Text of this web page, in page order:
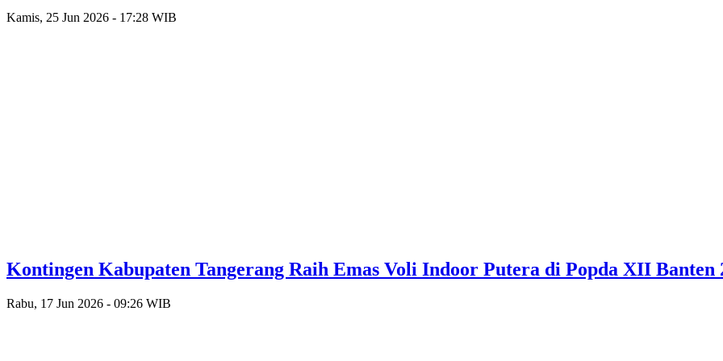
Kamis, 25 Jun 2026 - 17:28 WIB
Kontingen Kabupaten Tangerang Raih Emas Voli Indoor Putera di Popda XII Banten
Rabu, 17 Jun 2026 - 09:26 WIB